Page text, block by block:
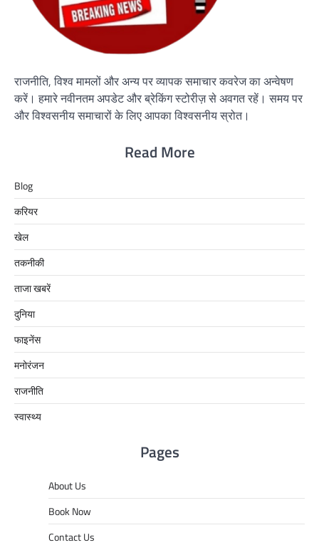
राजनीति, विश्व मामलों और अन्य पर व्यापक समाचार कवरेज का अन्वेषण
करें। हमारे नवीनतम अपडेट और ब्रेकिंग स्टोरीज़ से अवगत रहें। समय पर
और विश्वसनीय समाचारों के लिए आपका विश्वसनीय स्रोत।
Read More
Blog
करियर
खेल
तकनीकी
ताजा खबरें
दुनिया
फाइनेंस
मनोरंजन
राजनीति
स्वास्थ्य
Pages
About Us
Book Now
Contact Us